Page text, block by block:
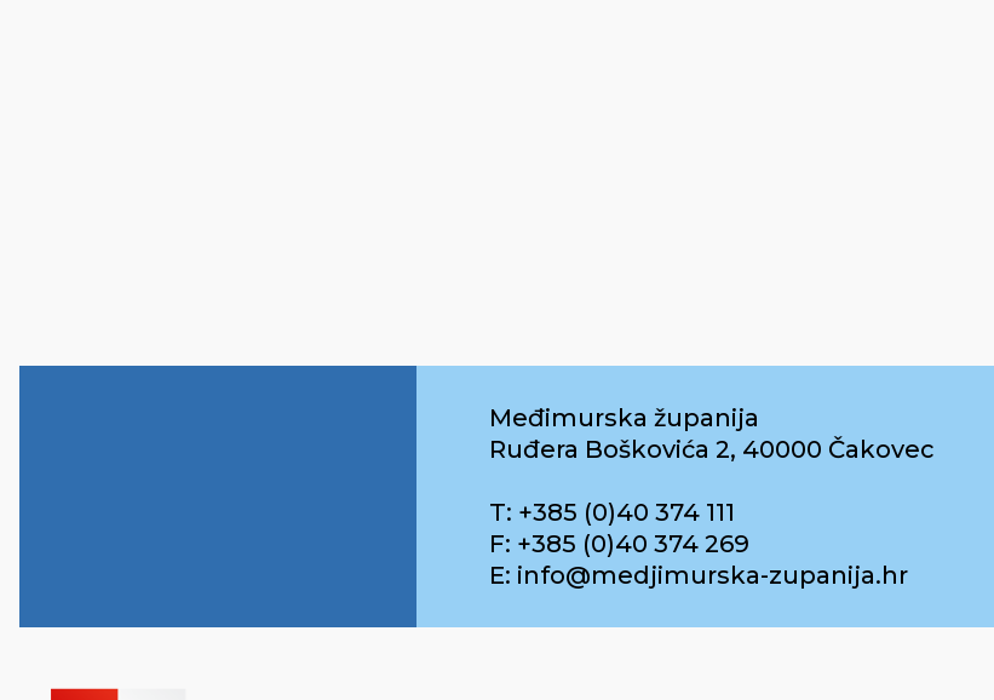
Međimurska županija
Ruđera Boškovića 2, 40000 Čakovec
T: +385 (0)40 374 111
F: +385 (0)40 374 269
E: info@medjimurska-zupanija.hr